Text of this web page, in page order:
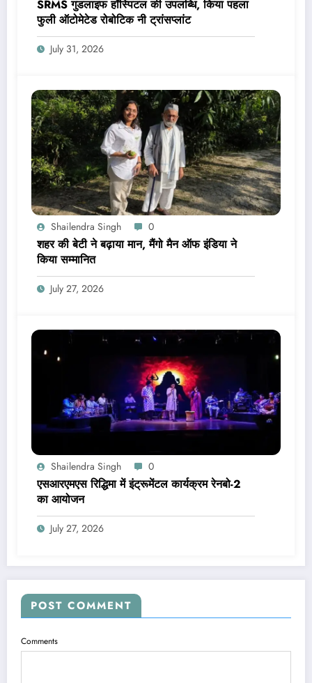
SRMS गुडलाइफ हॉस्पिटल की उपलब्धि, किया पहला
फुली ऑटोमेटेड रोबोटिक नी ट्रांसप्लांट
July 31, 2026
Shailendra Singh 0
शहर की बेटी ने बढ़ाया मान, मैंगो मैन ऑफ इंडिया ने
किया सम्मानित
July 27, 2026
Shailendra Singh 0
एसआरएमएस रिद्धिमा में इंट्रूमेंटल कार्यक्रम रेनबो-2
का आयोजन
July 27, 2026
POST COMMENT
Comments